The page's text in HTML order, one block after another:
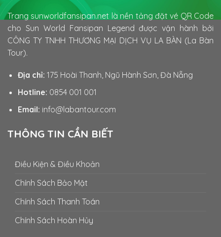
Trang sunworldfansipan.net là nền tảng đặt vé QR Code
cho Sun World Fansipan Legend được vận hành bởi
CÔNG TY TNHH THƯƠNG MẠI DỊCH VỤ LA BÀN (La Bàn
Tour).
Địa chỉ: 175 Hoài Thanh, Ngũ Hành Sơn, Đà Nẵng
Hotline: 0854 001 001
Email: info@labantour.com
THÔNG TIN CẦN BIẾT
Điều Kiện & Điều Khoản
Chính Sách Bảo Mật
Chính Sách Thanh Toán
Chính Sách Hoàn Hủy